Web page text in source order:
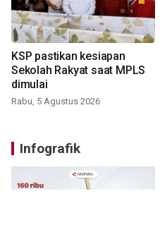
KSP pastikan kesiapan
Sekolah Rakyat saat MPLS
dimulai
Rabu, 5 Agustus 2026
Infografik